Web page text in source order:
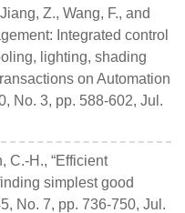
Z., Wang, F., and
Integrated control
lighting, shading
on Automation
No. 3, pp. 588-602, Jul.
C.-H., “Efficient
simplest good
No. 7, pp. 736-750, Jul.